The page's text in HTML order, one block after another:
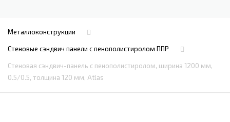
Металлоконструкции
Стеновые сэндвич панели с пенополистиролом ППР
Стеновая сэндвич-панель с пенополистиролом, ширина 1200 мм,
0.5/0.5, толщина 120 мм, Atlas